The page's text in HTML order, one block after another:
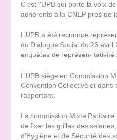
C’est l’UPB qui porte la voix
adhérents à la CNEP près de
L’UPB a été reconnue
du Dialogue Social du 26 avril
enquêtes de représen- tativité
L’UPB siège en Commission
Convention Collective et dans
rapportant.
La commission Mixte Paritaire
de fixer les grilles des
d’Hygiène et de Sécurité des